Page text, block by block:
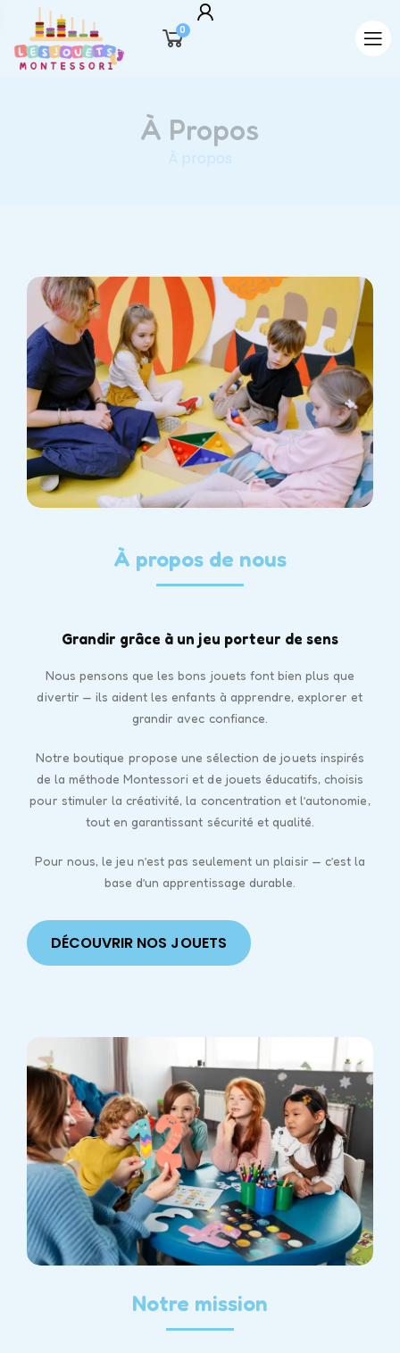
0
À Propos
À propos
À propos de nous
Grandir grâce à un jeu porteur de sens
Nous pensons que les bons jouets font bien plus que
divertir — ils aident les enfants à apprendre, explorer et
grandir avec confiance.
Notre boutique propose une sélection de jouets inspirés
de la méthode Montessori et de jouets éducatifs, choisis
pour stimuler la créativité, la concentration et l’autonomie,
tout en garantissant sécurité et qualité.
Pour nous, le jeu n’est pas seulement un plaisir — c’est la
base d’un apprentissage durable.
DÉCOUVRIR NOS JOUETS
Notre mission